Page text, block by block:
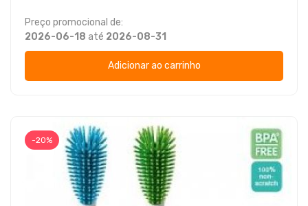
Preço promocional de:
2026-06-18 até 2026-08-31
Adicionar ao carrinho
-20%